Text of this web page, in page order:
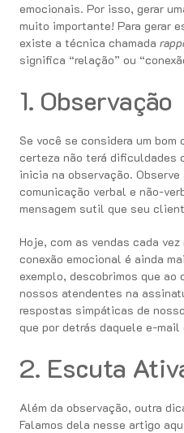
emocionais. Por isso, gerar
muito importante! Para gerar
existe a técnica chamada
significa “relação” ou
1. Observação
Se você se considera um bom
certeza não terá dificuldades
inicia na observação.
comunicação verbal e não-
mensagem sutil que seu
Hoje, com as vendas cada
conexão emocional é ainda
exemplo, descobrimos que
nossos atendentes na
respostas simpáticas de
que por detrás daquele e-mail
2. Escuta
Além da observação, outra
Falamos dela nesse artigo